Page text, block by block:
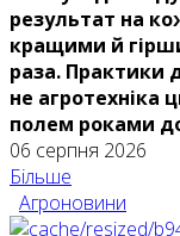
результат на
кращими й
раза. Практики
не агротехніка
полем роками
06 серпня 2026
Більше
Агроновини